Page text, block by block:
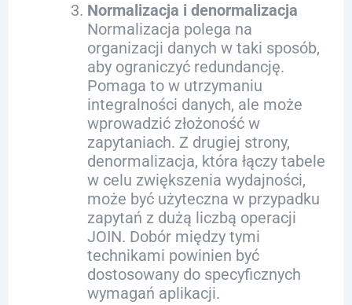
Normalizacja i denormalizacja
Normalizacja polega na
organizacji danych w taki sposób,
aby ograniczyć redundancję.
Pomaga to w utrzymaniu
integralności danych, ale może
wprowadzić złożoność w
zapytaniach. Z drugiej strony,
denormalizacja, która łączy tabele
w celu zwiększenia wydajności,
może być użyteczna w przypadku
zapytań z dużą liczbą operacji
JOIN. Dobór między tymi
technikami powinien być
dostosowany do specyficznych
wymagań aplikacji.